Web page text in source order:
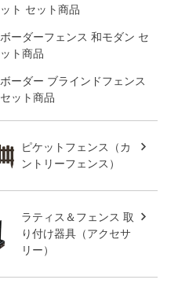
ット セット商品
ボーダーフェンス 和モダン セ
ット商品
ボーダー ブラインドフェンス
セット商品
ピケットフェンス（カ
ントリーフェンス）
ラティス＆フェンス 取
り付け器具（アクセサ
リー）